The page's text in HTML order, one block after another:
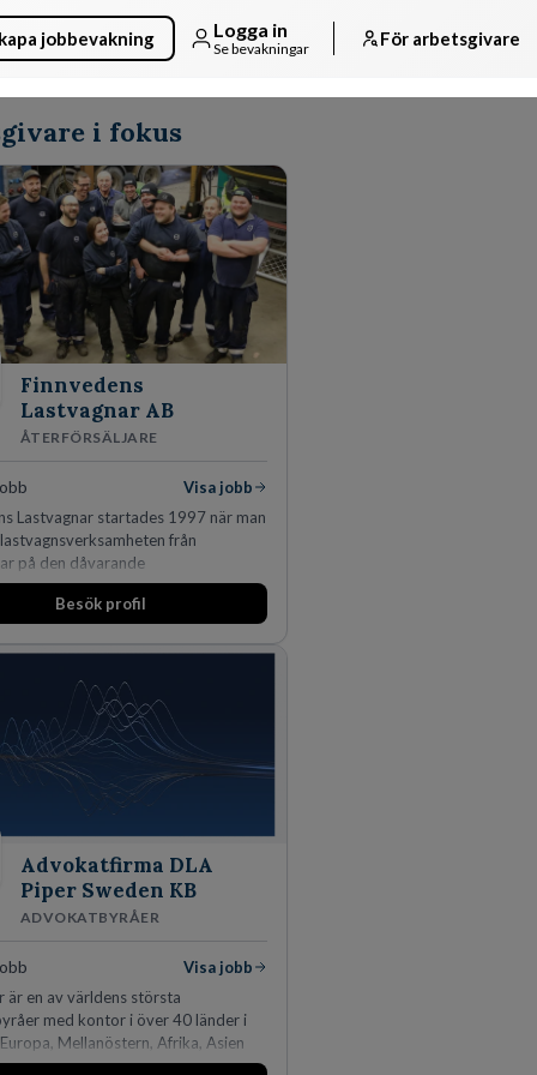
jobbevakning Logga in
Se bevakningar För arbetsgivare
i fokus
Finnvedens
Lastvagnar AB
ÅTERFÖRSÄLJARE
Visa jobb
Lastvagnar startades 1997 när man
från
på den dåvarande
i Värnamo. Sedan dess har
kraftigt genom ett antal
privata återförsäljaren av Volvo
och finns representerade på 20
Sverige.
Besök profil
Advokatfirma DLA
Piper Sweden KB
ADVOKATBYRÅER
Visa jobb
är en av världens största
med kontor i över 40 länder i
Mellanöstern, Afrika, Asien
Vi är specialister inom